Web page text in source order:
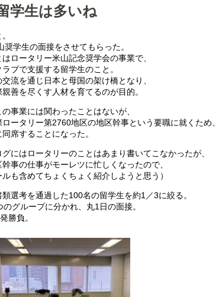
学生は多いね
奨学生の面接をさせてもらった。
ロータリー米山記念奨学会の事業で、
ブで支援する留学生のこと。
流を通じ日本と母国の架け橋となり、
善を尽くす人材を育てるのが目的。
事業には関わったことはないが、
ータリー第2760地区の地区幹事という要職に就くため、
席することになった。
グにはロータリーのことはあまり書いてこなかったが、
事の仕事がモーレツに忙しくなったので、
も含めてちょくちょく紹介しようと思う）
選考を通過した100名の留学生を約1／3に絞る。
グループに分かれ、丸1日の面接。
勝負。